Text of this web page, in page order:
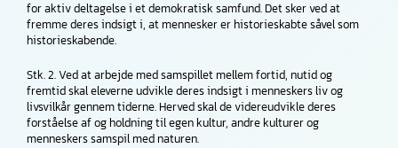
for aktiv deltagelse i et demokratisk samfund. Det sker ved at
fremme deres indsigt i, at mennesker er historieskabte såvel som
historieskabende.
Stk. 2. Ved at arbejde med samspillet mellem fortid, nutid og
fremtid skal eleverne udvikle deres indsigt i menneskers liv og
livsvilkår gennem tiderne. Herved skal de videreudvikle deres
forståelse af og holdning til egen kultur, andre kulturer og
menneskers samspil med naturen.